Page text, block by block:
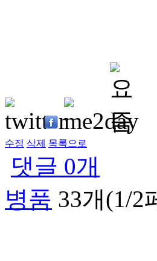
수정 삭제 목록으로
댓글 0개
병품 33개(1/2